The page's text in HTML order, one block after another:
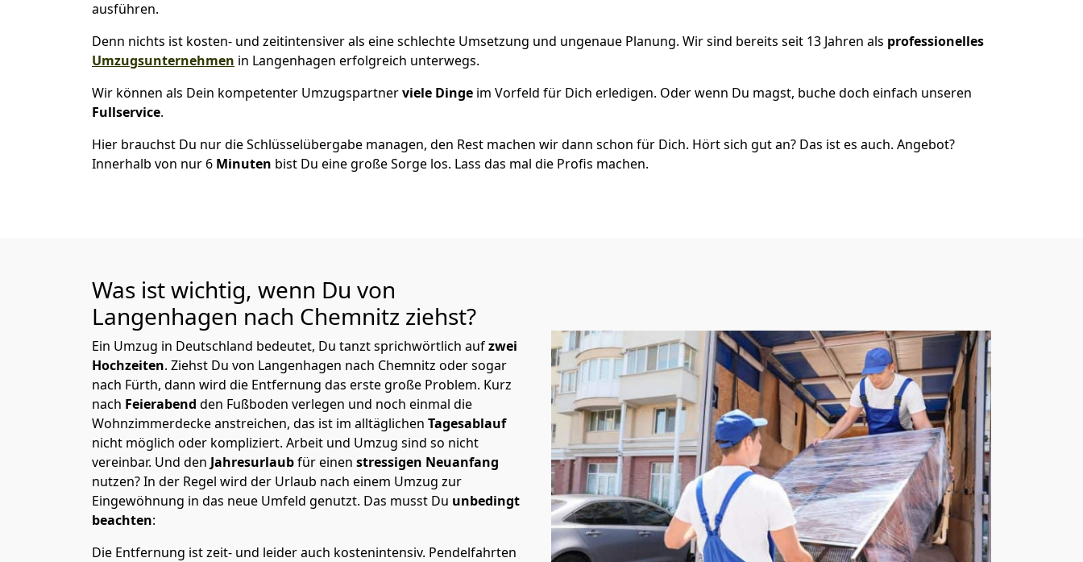
ausführen.
Denn nichts ist kosten- und zeitintensiver als eine schlechte Umsetzung und ungenaue Planung. Wir sind bereits seit 13 Jahren als professionelles
Umzugsunternehmen in Langenhagen erfolgreich unterwegs.
Wir können als Dein kompetenter Umzugspartnerviele Dinge im Vorfeld für Dich erledigen. Oder wenn Du magst, buche doch einfach unseren
Fullservice.
Hier brauchst Du nur die Schlüsselübergabe managen, den Rest machen wir dann schon für Dich. Hört sich gut an? Das ist es auch. Angebot?
Innerhalb von nur 6 Minuten bist Du eine große Sorge los. Lass das mal die Profis machen.
Was ist wichtig, wenn Du von
Langenhagen nach Chemnitz ziehst?
Ein Umzug in Deutschland bedeutet, Du tanzt sprichwörtlich aufzwei
Hochzeiten. Ziehst Du von Langenhagen nach Chemnitz oder sogar
nach Fürth, dann wird die Entfernung das erste große Problem. Kurz
nach Feierabend den Fußboden verlegen und noch einmal die
Wohnzimmerdecke anstreichen, das ist im alltäglichen Tagesablauf
nicht möglich oder kompliziert. Arbeit und Umzug sind so nicht
vereinbar. Und den Jahresurlaubfür einen stressigen Neuanfang
nutzen? In der Regel wird der Urlaub nach einem Umzug zur
Eingewöhnung in das neue Umfeld genutzt. Das musst Du unbedingt
beachten:
Die Entfernung ist zeit- und leider auch kostenintensiv. Pendelfahrten